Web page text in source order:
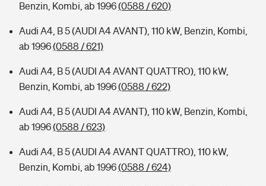
Benzin, Kombi, ab 1996(0588 / 620)
Audi A4, B 5 (AUDI A4 AVANT), 110 kW, Benzin, Kombi,
ab 1996(0588 / 621)
Audi A4, B 5 (AUDI A4 AVANT QUATTRO), 110 kW,
Benzin, Kombi, ab 1996(0588 / 622)
Audi A4, B 5 (AUDI A4 AVANT), 110 kW, Benzin, Kombi,
ab 1996(0588 / 623)
Audi A4, B 5 (AUDI A4 AVANT QUATTRO), 110 kW,
Benzin, Kombi, ab 1996(0588 / 624)